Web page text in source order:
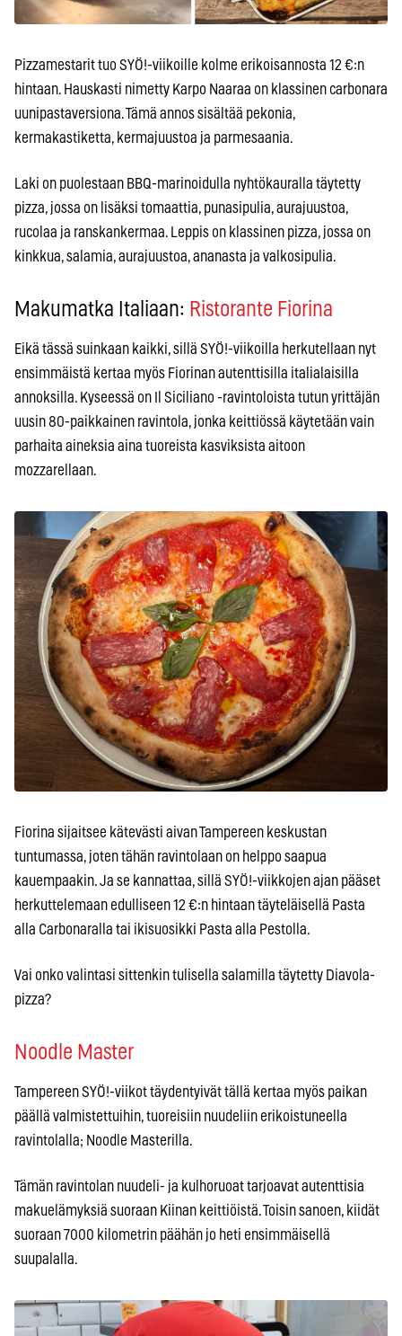
Pizzamestarit tuo SYÖ!-viikoille kolme erikoisannosta 12 €:n
hintaan. Hauskasti nimetty Karpo Naaraa on klassinen carbonara
uunipastaversiona. Tämä annos sisältää pekonia,
kermakastiketta, kermajuustoa ja parmesaania.
Laki on puolestaan BBQ-marinoidulla nyhtökauralla täytetty
pizza, jossa on lisäksi tomaattia, punasipulia, aurajuustoa,
rucolaa ja ranskankermaa. Leppis on klassinen pizza, jossa on
kinkkua, salamia, aurajuustoa, ananasta ja valkosipulia.
Makumatka Italiaan: Ristorante Fiorina
Eikä tässä suinkaan kaikki, sillä SYÖ!-viikoilla herkutellaan nyt
ensimmäistä kertaa myös Fiorinan autenttisilla italialaisilla
annoksilla. Kyseessä on Il Siciliano -ravintoloista tutun yrittäjän
uusin 80-paikkainen ravintola, jonka keittiössä käytetään vain
parhaita aineksia aina tuoreista kasviksista aitoon
mozzarellaan.
Fiorina sijaitsee kätevästi aivan Tampereen keskustan
tuntumassa, joten tähän ravintolaan on helppo saapua
kauempaakin. Ja se kannattaa, sillä SYÖ!-viikkojen ajan pääset
herkuttelemaan edulliseen 12 €:n hintaan täyteläisellä Pasta
alla Carbonaralla tai ikisuosikki Pasta alla Pestolla.
Vai onko valintasi sittenkin tulisella salamilla täytetty Diavola-
pizza?
Noodle Master
Tampereen SYÖ!-viikot täydentyivät tällä kertaa myös paikan
päällä valmistettuihin, tuoreisiin nuudeliin erikoistuneella
ravintolalla; Noodle Masterilla.
Tämän ravintolan nuudeli- ja kulhoruoat tarjoavat autenttisia
makuelämyksiä suoraan Kiinan keittiöistä. Toisin sanoen, kiidät
suoraan 7000 kilometrin päähän jo heti ensimmäisellä
suupalalla.